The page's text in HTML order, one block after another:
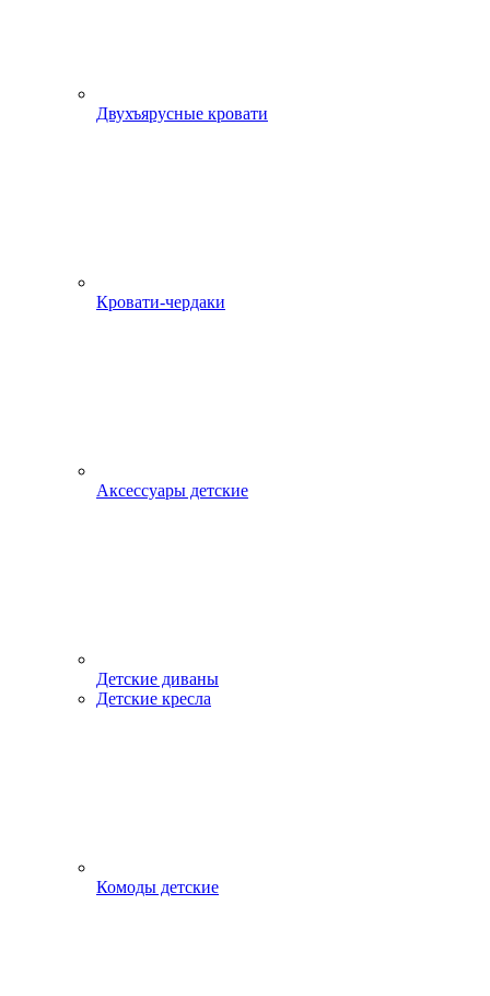
Двухъярусные кровати
Кровати-чердаки
Аксессуары детские
Детские диваны
Детские кресла
Комоды детские